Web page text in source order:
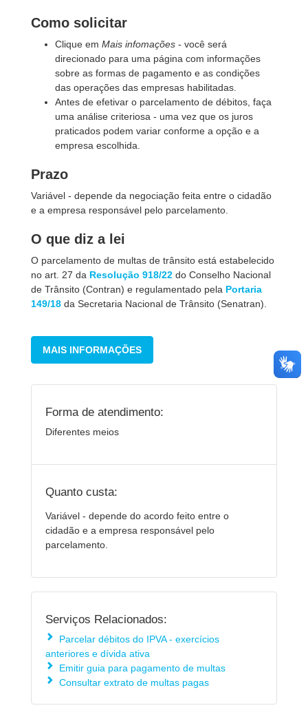
Como solicitar
Clique em Mais infomações - você será
direcionado para uma página com informações
sobre as formas de pagamento e as condições
das operações das empresas habilitadas.
Antes de efetivar o parcelamento de débitos, faça
uma análise criteriosa - uma vez que os juros
praticados podem variar conforme a opção e a
empresa escolhida.
Prazo
Variável - depende da negociação feita entre o cidadão
e a empresa responsável pelo parcelamento.
O que diz a lei
O parcelamento de multas de trânsito está estabelecido
no art. 27 da Resolução 918/22 do Conselho Nacional
de Trânsito (Contran) e regulamentado pela Portaria
149/18 da Secretaria Nacional de Trânsito (Senatran).
MAIS INFORMAÇÕES
Forma de atendimento:
Diferentes meios
Quanto custa:
Variável - depende do acordo feito entre o
cidadão e a empresa responsável pelo
parcelamento.
Serviços Relacionados:
Parcelar débitos do IPVA - exercícios
anteriores e dívida ativa
Emitir guia para pagamento de multas
Consultar extrato de multas pagas